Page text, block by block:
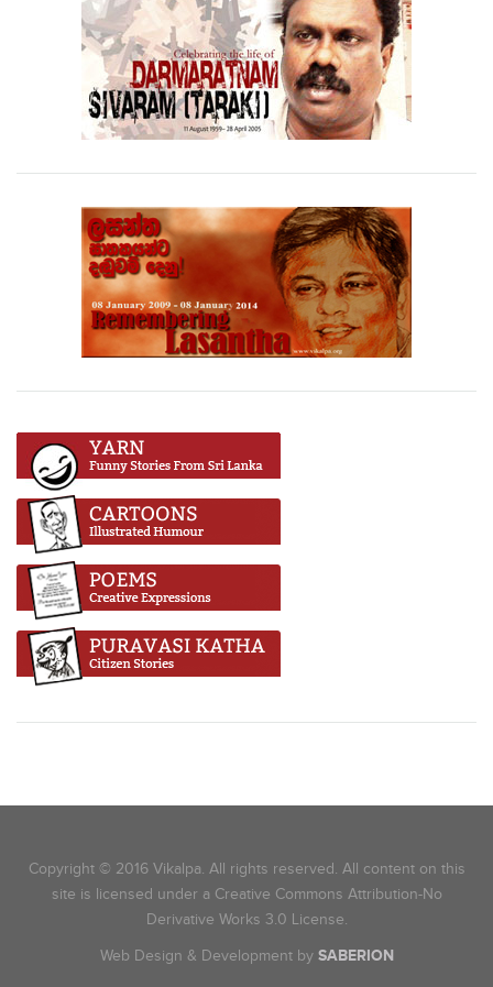
Copyright © 2016 Vikalpa. All rights reserved. All content on this
site is licensed under a Creative Commons Attribution-No
Derivative Works 3.0 License.
Web Design & Development by SABERION